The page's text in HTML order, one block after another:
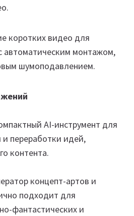
коротких видео для
автоматическим монтажом,
шумоподавлением.
AI-инструмент для
и переработки идей,
контента.
концепт-артов и
подходит для
фантастических и